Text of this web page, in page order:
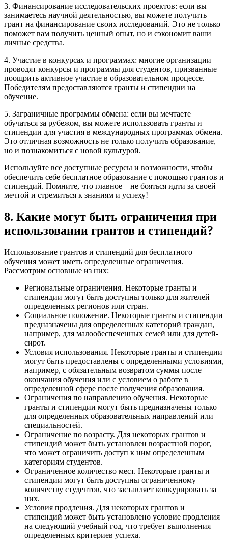
3. Финансирование исследовательских проектов: если вы
занимаетесь научной деятельностью, вы можете получить
грант на финансирование своих исследований. Это не только
поможет вам получить ценный опыт, но и сэкономит ваши
личные средства.
4. Участие в конкурсах и программах: многие организации
проводят конкурсы и программы для студентов, призванные
поощрить активное участие в образовательном процессе.
Победителям предоставляются гранты и стипендии на
обучение.
5. Заграничные программы обмена: если вы мечтаете
обучаться за рубежом, вы можете использовать гранты и
стипендии для участия в международных программах обмена.
Это отличная возможность не только получить образование,
но и познакомиться с новой культурой.
Используйте все доступные ресурсы и возможности, чтобы
обеспечить себе бесплатное образование с помощью грантов и
стипендий. Помните, что главное – не бояться идти за своей
мечтой и стремиться к знаниям и успеху!
8. Какие могут быть ограничения при
использовании грантов и стипендий?
Использование грантов и стипендий для бесплатного
обучения может иметь определенные ограничения.
Рассмотрим основные из них:
Региональные ограничения. Некоторые гранты и
стипендии могут быть доступны только для жителей
определенных регионов или стран.
Социальное положение. Некоторые гранты и стипендии
предназначены для определенных категорий граждан,
например, для малообеспеченных семей или для детей-
сирот.
Условия использования. Некоторые гранты и стипендии
могут быть предоставлены с определенными условиями,
например, с обязательным возвратом суммы после
окончания обучения или с условием о работе в
определенной сфере после получения образования.
Ограничения по направлению обучения. Некоторые
гранты и стипендии могут быть предназначены только
для определенных образовательных направлений или
специальностей.
Ограничение по возрасту. Для некоторых грантов и
стипендий может быть установлен возрастной порог,
что может ограничить доступ к ним определенным
категориям студентов.
Ограниченное количество мест. Некоторые гранты и
стипендии могут быть доступны ограниченному
количеству студентов, что заставляет конкурировать за
них.
Условия продления. Для некоторых грантов и
стипендий может быть установлено условие продления
на следующий учебный год, что требует выполнения
определенных критериев успеха.